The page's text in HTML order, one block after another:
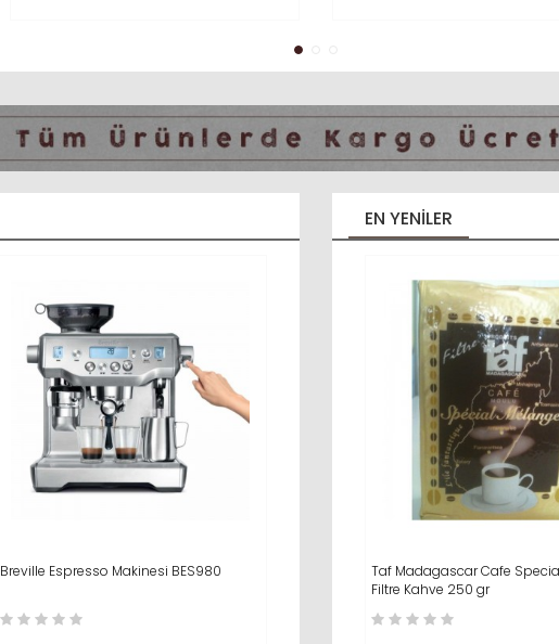
SEPETE EKLE İNCELE
Breville Espresso Makinesi BES980 SEPETE EKLE İNCELE
Barbera Aromagic Kapsül Espresso
Nespresso® Uyumlu* Kahve
EN YENILER
SEPETE EKLE
Taf Madagascar Cafe
Filtre Kahve 250 gr